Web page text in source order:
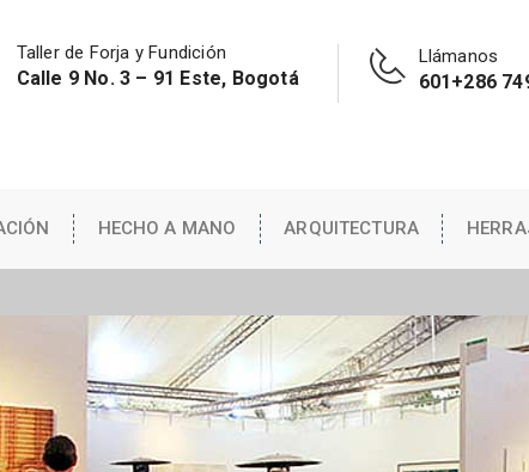
Taller de Forja y Fundición
Calle 9 No. 3 – 91 Este, Bogotá
Llámanos
601+286
HECHO A MANO ARQUITECTURA